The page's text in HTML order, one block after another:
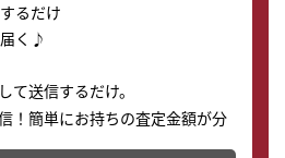
るだけ
く♪
て送信するだけ。
！簡単にお持ちの査定金額が分